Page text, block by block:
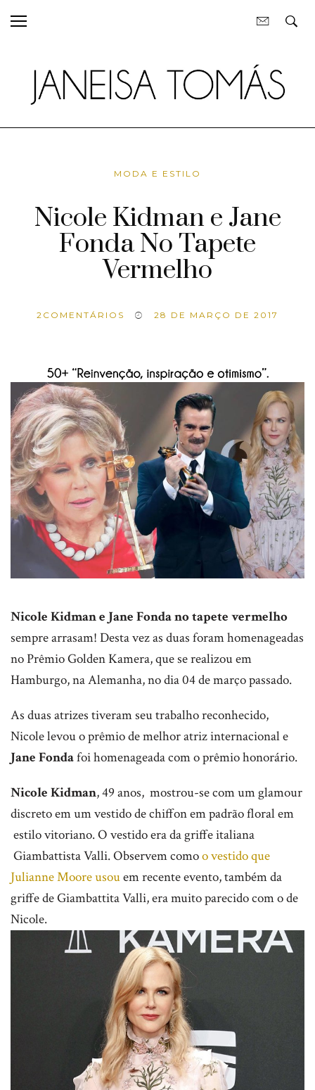
MODA E ESTILO
Nicole Kidman e Jane
Fonda No Tapete
Vermelho
2 COMENTÁRIOS 28 DE MARÇO DE 2017
Nicole Kidman e Jane Fonda no tapete vermelho
sempre arrasam! Desta vez as duas foram homenageadas
no Prêmio Golden Kamera, que se realizou em
Hamburgo, na Alemanha, no dia 04 de março passado.
As duas atrizes tiveram seu trabalho reconhecido,
Nicole levou o prêmio de melhor atriz internacional e
Jane Fondafoi homenageada com o prêmio honorário.
Nicole Kidman, 49 anos, mostrou-se com um glamour
discreto em um vestido de chiffon em padrão floral em
estilo vitoriano. O vestido era da griffe italiana
Giambattista Valli. Observem comoo vestido que
Julianne Moore usouem recente evento, também da
griffe de Giambattita Valli, era muito parecido com o de
Nicole.